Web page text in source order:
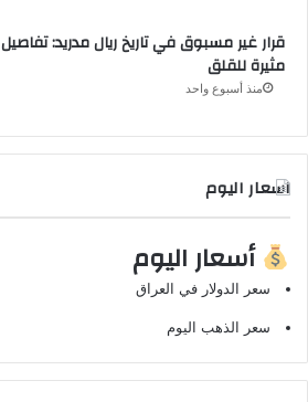
قرار غير مسبوق في تاريخ ريال مدريد: تفاصيل
مثيرة للقلق
منذ أسبوع واحد
اسعار اليوم
أسعار اليوم
سعر الدولار في العراق
سعر الذهب اليوم